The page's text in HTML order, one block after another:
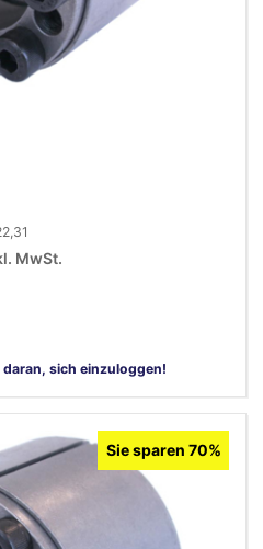
MwSt.
sich einzuloggen!
Sie sparen 70%